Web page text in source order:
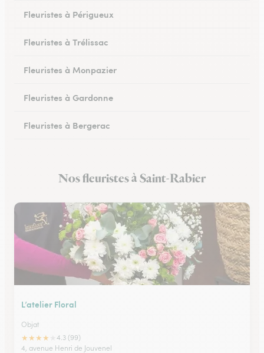
Fleuristes à Périgueux
Fleuristes à Trélissac
Fleuristes à Monpazier
Fleuristes à Gardonne
Fleuristes à Bergerac
Fleuristes à Eymet
Nos fleuristes à Saint-Rabier
L’atelier Floral
Objat
★★★★
4.3 (99)
4, avenue Henri de Jouvenel